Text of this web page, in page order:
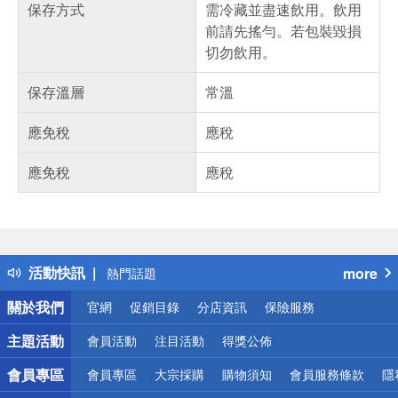
保存方式
需冷藏並盡速飲用。飲用
前請先搖勻。若包裝毀損
切勿飲用。
保存溫層
常溫
應免稅
應稅
應免稅
應稅
活動快訊
得獎公告
熱門話題
銀行優惠
偏遠地區配送
詐騙網頁！請小心！
more
關於我們
官網 促銷目錄 分店資訊 保險服務
主題活動 會員活動 注目活動 得獎公佈
會員專區 會員專區 大宗採購 購物須知 會員服務條款 隱